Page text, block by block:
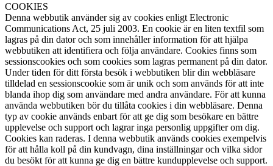
COOKIES
Denna webbutik använder sig av cookies enligt Electronic
Communications Act, 25 juli 2003. En cookie är en liten textfil som
lagras på din dator och som innehåller information för att hjälpa
webbutiken att identifiera och följa användare. Cookies finns som
sessionscookies och som cookies som lagras permanent på din dator.
Under tiden för ditt första besök i webbutiken blir din webbläsare
tilldelad en sessionscookie som är unik och som används för att inte
blanda ihop dig som användare med andra användare. För att kunna
använda webbutiken bör du tillåta cookies i din webbläsare. Denna
typ av cookie används enbart för att ge dig som besökare en bättre
upplevelse och support och lagrar inga personlig uppgifter om dig.
Cookies kan raderas. I denna webbutik används cookies exempelvis
för att hålla koll på din kundvagn, dina inställningar och vilka sidor
du besökt för att kunna ge dig en bättre kundupplevelse och support.